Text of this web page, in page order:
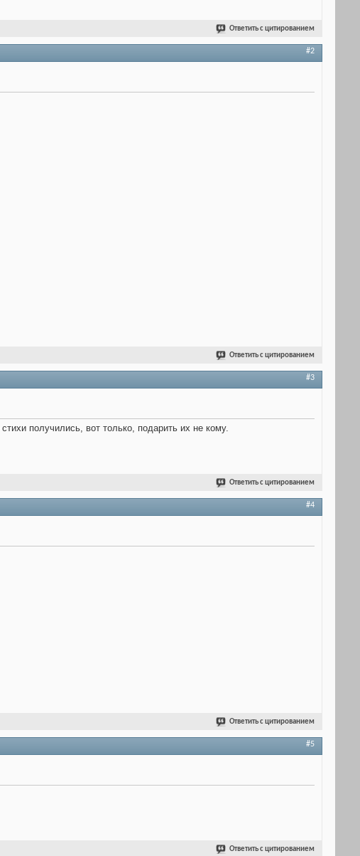
Ответить с цитированием
#2
Ответить с цитированием
#3
получились, вот только, подарить их не кому.
Ответить с цитированием
#4
Ответить с цитированием
#5
Ответить с цитированием